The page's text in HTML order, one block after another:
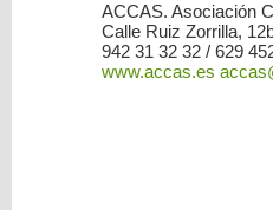
ACCAS. Asociación
Calle Ruiz Zorrilla,
942 31 32 32 / 629
www.accas.es